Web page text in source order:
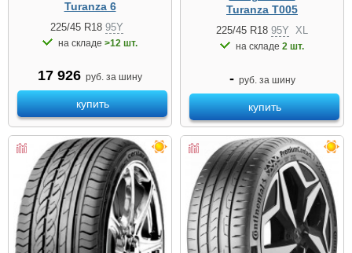
Turanza 6
225/45 R18 95Y
на складе >12 шт.
17 926 руб. за шину
купить
Turanza T005
225/45 R18 95Y XL
на складе 2 шт.
- руб. за шину
купить